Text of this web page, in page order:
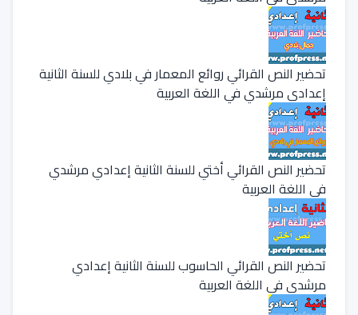
تحضير النص القرائي روائع المعمار في بلادي للسنة الثانية
إعدادي مرشدي في اللغة العربية
تحضير النص القرائي أختي للسنة الثانية إعدادي مرشدي
في اللغة العربية
تحضير النص القرائي الحاسوب للسنة الثانية إعدادي
مرشدي في اللغة العربية